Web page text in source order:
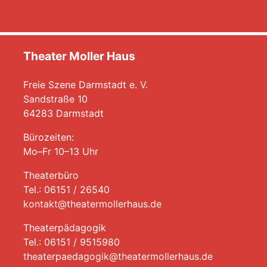
Theater Moller Haus
Freie Szene Darmstadt e. V.
Sandstraße 10
64283 Darmstadt
Bürozeiten:
Mo–Fr 10–13 Uhr
Theaterbüro
Tel.: 06151 / 26540
kontakt@theatermollerhaus.de
Theaterpädagogik
Tel.: 06151 / 9515980
theaterpaedagogik@theatermollerhaus.de